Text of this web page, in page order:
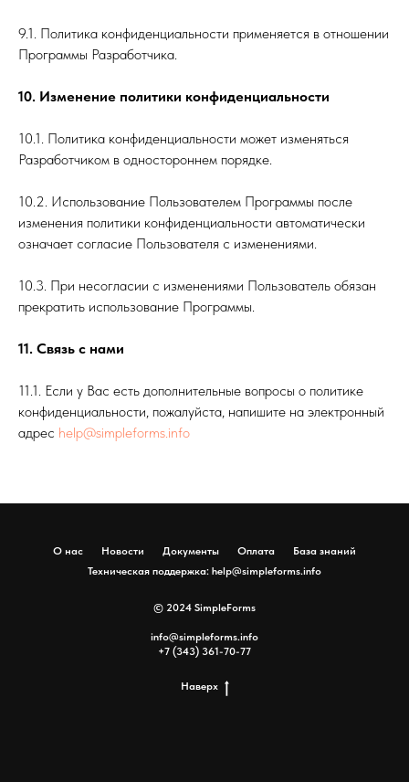
9.1. Политика конфиденциальности применяется в отношении
Программы Разработчика.
10. Изменение политики конфиденциальности
10.1. Политика конфиденциальности может изменяться
Разработчиком в одностороннем порядке.
10.2. Использование Пользователем Программы после
изменения политики конфиденциальности автоматически
означает согласие Пользователя с изменениями.
10.3. При несогласии с изменениями Пользователь обязан
прекратить использование Программы.
11. Связь с нами
11.1. Если у Вас есть дополнительные вопросы о политике
конфиденциальности, пожалуйста, напишите на электронный
адрес help@simpleforms.info
О нас Новости Документы Оплата
База знаний
Техническая поддержка: help@simpleforms.info
© 2024 SimpleForms
info@simpleforms.info
+7 (343) 361-70-77
Наверх